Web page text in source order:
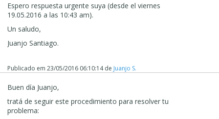
Espero respuesta urgente suya (desde el viernes
19.05.2016 a las 10:43 am).
Un saludo,
Juanjo Santiago.
Publicado em 23/05/2016 06:10:14de Juanjo S.
Buen día Juanjo,
tratá de seguir este procedimiento para resolver tu
problema: